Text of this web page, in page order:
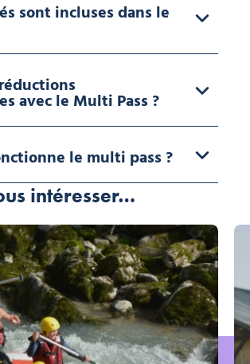
sont incluses dans le
avec le Multi Pass ?
le multi pass ?
intéresser…